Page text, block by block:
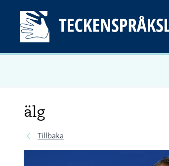
älg
Tillbaka